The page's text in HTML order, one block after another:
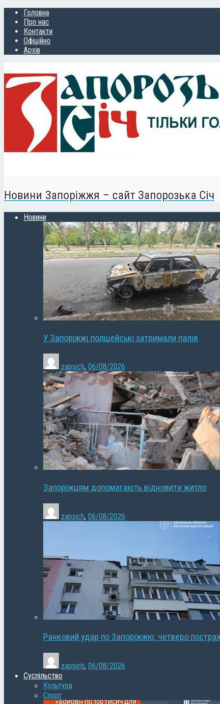
Головна
Про нас
Контакти
Офіційно
Архів
Новини Запоріжжя – сайт Запорозька Січ
Новини
У Запоріжжі поліцейські затримали палія
zapsich, 06/08/2026
Запоріжцям допомагають відновити житло
zapsich, 06/08/2026
Ранковий удар по Запоріжжю: четверо
zapsich, 06/08/2026
Суспільство
Культура
Спорт